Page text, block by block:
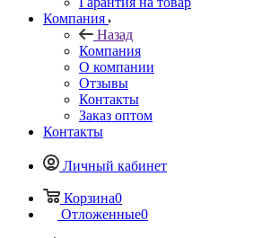
Компания
Назад
Компания
О компании
Отзывы
Контакты
Заказ оптом
Контакты
Личный кабинет
Корзина0
Отложенные0